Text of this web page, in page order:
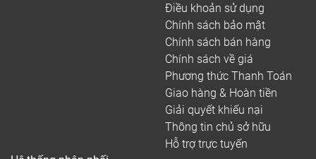
Điều khoản sử dụng
Chính sách bảo mật
Chính sách bán hàng
Chính sách về giá
Phương thức Thanh Toán
Giao hàng & Hoàn tiền
Giải quyết khiếu nại
Thông tin chủ sở hữu
Hỗ trợ trực tuyến